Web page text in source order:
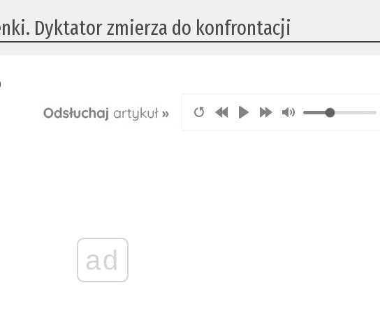
Dyktator zmierza do konfrontacji
ad